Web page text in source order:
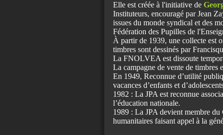
Elle est créée à l'initiative de
Instituteurs, encouragé par Jean
issues du monde syndical et des
Fédération des Pupilles de
À partir de 1939, une collecte est
timbres sont dessinés par
La FNOLVEA est dissoute
La campagne de vente de timbres
En 1949, Reconnue d’utilité
vacances d’enfants et
1982 : La JPA est reconnue
l’éducation nationale.
1989 : La JPA devient membre du
humanitaires faisant appel à la